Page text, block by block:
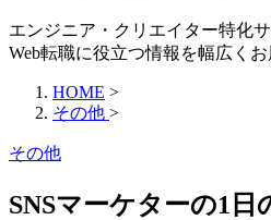
エンジニア・クリエイター特化
Web転職に役立つ情報を幅広くお
HOME >
その他 >
その他
SNSマーケターの1日